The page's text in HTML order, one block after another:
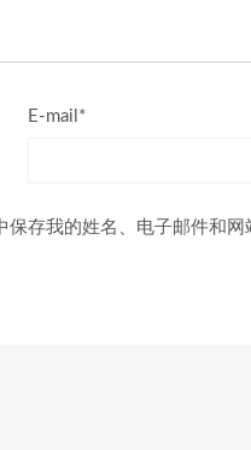
E-mail*
保存我的姓名、电子邮件和网